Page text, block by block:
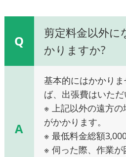
Q
剪定料金以外に
かりますか?
A
基本的にはかかり
ば、出張費はいただ
※ 上記以外の遠方
がかかります。
※ 最低料金総額
※ 伺った際、作業